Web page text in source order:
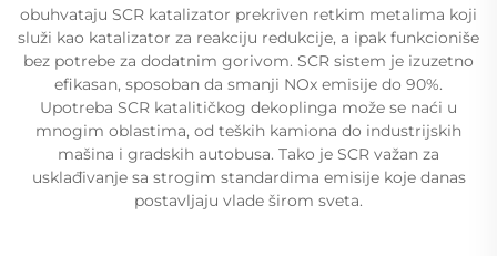
obuhvataju SCR katalizator prekriven retkim metalima koji
služi kao katalizator za reakciju redukcije, a ipak funkcioniše
bez potrebe za dodatnim gorivom. SCR sistem je izuzetno
efikasan, sposoban da smanji NOx emisije do 90%.
Upotreba SCR katalitičkog dekoplinga može se naći u
mnogim oblastima, od teških kamiona do industrijskih
mašina i gradskih autobusa. Tako je SCR važan za
usklađivanje sa strogim standardima emisije koje danas
postavljaju vlade širom sveta.